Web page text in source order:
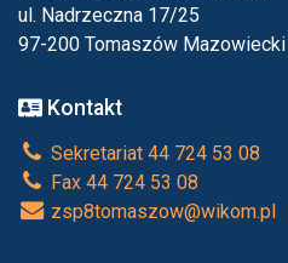
ul. Nadrzeczna 17/25
97-200 Tomaszów Mazowiecki
Kontakt
Sekretariat 44 724 53 08
Fax 44 724 53 08
zsp8tomaszow@wikom.pl